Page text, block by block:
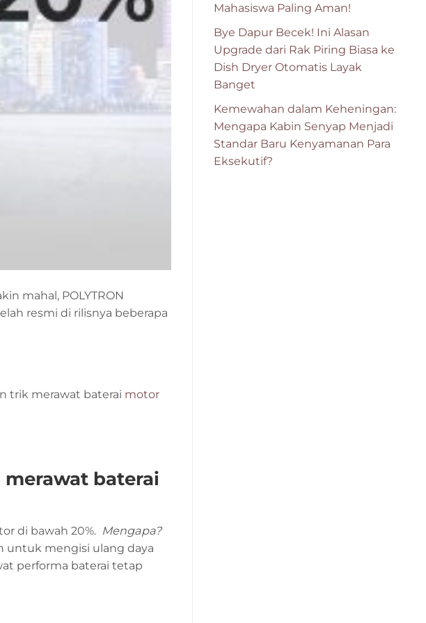
mahal, POLYTRON
resmi di rilisnya beberapa
trik merawat baterai motor
baterai
di bawah 20%. Mengapa?
untuk mengisi ulang daya
performa baterai tetap
Mahasiswa Paling Aman!
Bye Dapur Becek! Ini Alasan
Upgrade dari Rak Piring Biasa ke
Dish Dryer Otomatis Layak
Banget
Kemewahan dalam Keheningan:
Mengapa Kabin Senyap Menjadi
Standar Baru Kenyamanan Para
Eksekutif?